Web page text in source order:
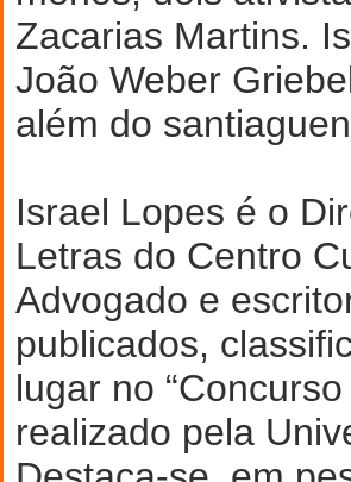
Zacarias Martins.
João Weber
além do
Israel Lopes é o
Letras do Centro
Advogado e
publicados,
lugar no
realizado pela